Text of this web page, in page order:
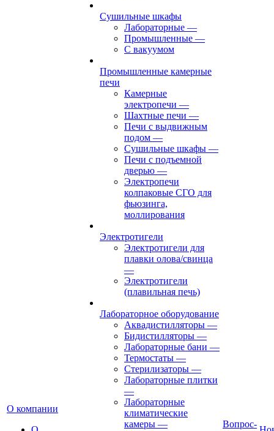
О компании
Сушильные шкафы
Лабораторные —
Промышленные —
С вакуумом
Промышленные камерные
печи
Камерные
электропечи —
Шахтные печи —
Печи с выдвижным
подом —
Сушильные шкафы —
Печи с подъемной
дверью —
Электропечи
колпаковые СГО для
фьюзинга,
моллирования
Электротигели
Электротигели для
плавки олова/свинца
—
Электротигели
(плавильная печь)
Лабораторное оборудование
Аквадистилляторы —
Бидистилляторы —
Лабораторные бани —
Термостаты —
Стерилизаторы —
Лабораторные плитки
—
Лабораторные
климатические
камеры —
Вопрос-